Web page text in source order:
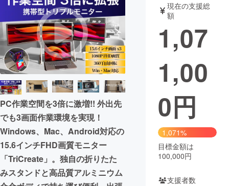
テクノロジー・ガジェット
映像・映画 書籍・雑誌
ビジネス・起業 チャレンジ
まちづくり・地域活性化
CAMPFIRE for Social Good
CAMPFIRE Creation
CAMPFIREふるさと納税
コミュニティ
PC作業空間を3倍に激増!! 外出先
でも3画面作業環境を実現！
Windows、Mac、Android対応の
15.6インチFHD画質モニター
「TriCreate」。独自の折りたた
みスタンドと高品質アルミニウム
現在の支援総
額
1,07
1,00
0円
1,071%
目標金額は
100,000円
支援者数